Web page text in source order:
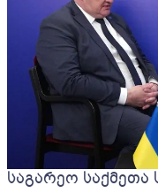
საგარეო საქმეთა